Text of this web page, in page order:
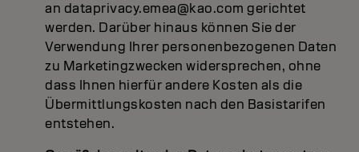
an dataprivacy.emea@kao.com gerichtet
werden. Darüber hinaus können Sie der
Verwendung Ihrer personenbezogenen Daten
zu Marketingzwecken widersprechen, ohne
dass Ihnen hierfür andere Kosten als die
Übermittlungskosten nach den Basistarifen
entstehen.